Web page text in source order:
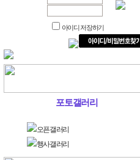
아이디 저장하기
포토갤러리
오픈갤러리
행사갤러리